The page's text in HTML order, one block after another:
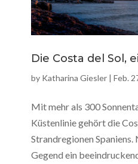
Die Costa del Sol,
by Katharina Giesler | Feb.
Mit mehr als 300
Küstenlinie gehört die
Strandregionen
Gegend ein